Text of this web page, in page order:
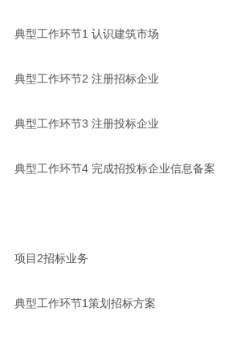
典型工作环节1 认识建筑市场
典型工作环节2 注册招标企业
典型工作环节3 注册投标企业
典型工作环节4 完成招投标企业信息备案
项目2招标业务
典型工作环节1策划招标方案